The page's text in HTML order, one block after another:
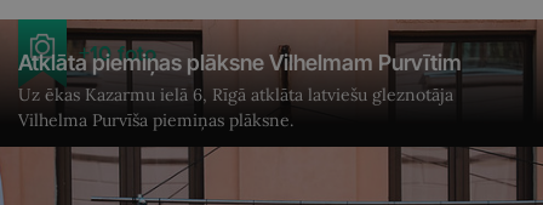
+10 foto
Atklāta piemiņas plāksne Vilhelmam Purvītim
Uz ēkas Kazarmu ielā 6, Rīgā atklāta latviešu gleznotāja
Vilhelma Purvīša piemiņas plāksne.